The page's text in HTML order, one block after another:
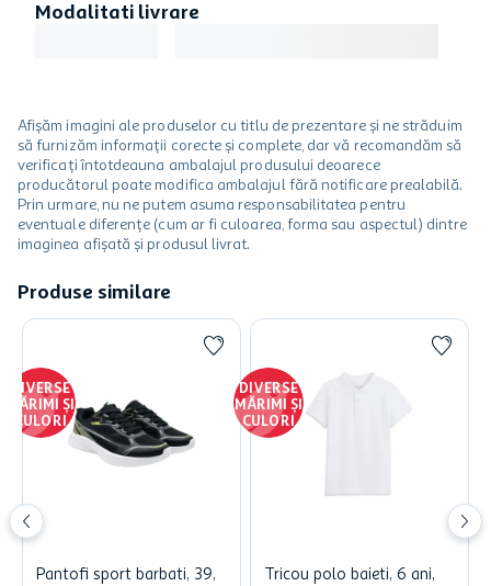
Modalitati livrare
Afișăm imagini ale produselor cu titlu de prezentare și ne străduim
să furnizăm informații corecte și complete, dar vă recomandăm să
verificați întotdeauna ambalajul produsului deoarece
producătorul poate modifica ambalajul fără notificare prealabilă.
Prin urmare, nu ne putem asuma responsabilitatea pentru
eventuale diferențe (cum ar fi culoarea, forma sau aspectul) dintre
imaginea afișată și produsul livrat.
Produse similare
DIVERSE
MĂRIMI ȘI
CULORI
Pantofi sport barbati, 39,
DIVERSE
MĂRIMI ȘI
CULORI
Tricou polo baieti, 6 ani,